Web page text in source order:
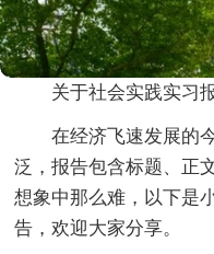
关于社会实践实习
在经济飞速发展的
泛，报告包含标题、正
想象中那么难，以下是
告，欢迎大家分享。